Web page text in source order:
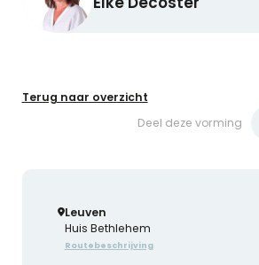
Terug naar overzicht
Deel deze vorming
Leuven
Huis Bethlehem
Routebeschrijving